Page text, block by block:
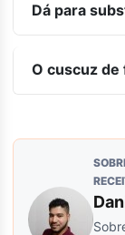
Dá para
O cuscuz